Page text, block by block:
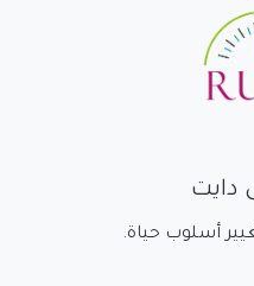
دايت
أسلوب حياة.